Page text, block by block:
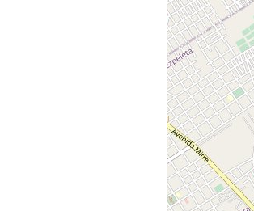
La información
ilustrativo y
alguna. Las
valores
posibles
ser modificado
CAR.